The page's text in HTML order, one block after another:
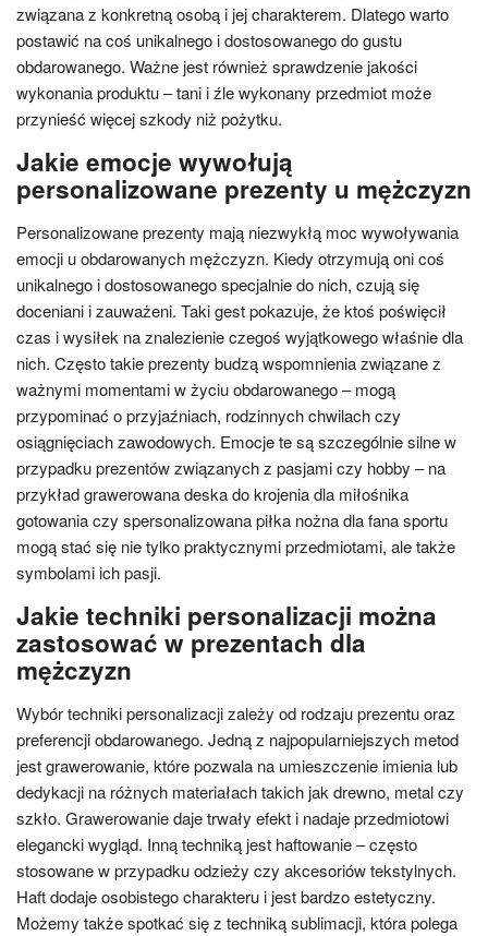
związana z konkretną osobą i jej charakterem. Dlatego warto
postawić na coś unikalnego i dostosowanego do gustu
obdarowanego. Ważne jest również sprawdzenie jakości
wykonania produktu – tani i źle wykonany przedmiot może
przynieść więcej szkody niż pożytku.
Jakie emocje wywołują
personalizowane prezenty u mężczyzn
Personalizowane prezenty mają niezwykłą moc wywoływania
emocji u obdarowanych mężczyzn. Kiedy otrzymują oni coś
unikalnego i dostosowanego specjalnie do nich, czują się
doceniani i zauważeni. Taki gest pokazuje, że ktoś poświęcił
czas i wysiłek na znalezienie czegoś wyjątkowego właśnie dla
nich. Często takie prezenty budzą wspomnienia związane z
ważnymi momentami w życiu obdarowanego – mogą
przypominać o przyjaźniach, rodzinnych chwilach czy
osiągnięciach zawodowych. Emocje te są szczególnie silne w
przypadku prezentów związanych z pasjami czy hobby – na
przykład grawerowana deska do krojenia dla miłośnika
gotowania czy spersonalizowana piłka nożna dla fana sportu
mogą stać się nie tylko praktycznymi przedmiotami, ale także
symbolami ich pasji.
Jakie techniki personalizacji można
zastosować w prezentach dla
mężczyzn
Wybór techniki personalizacji zależy od rodzaju prezentu oraz
preferencji obdarowanego. Jedną z najpopularniejszych metod
jest grawerowanie, które pozwala na umieszczenie imienia lub
dedykacji na różnych materiałach takich jak drewno, metal czy
szkło. Grawerowanie daje trwały efekt i nadaje przedmiotowi
elegancki wygląd. Inną techniką jest haftowanie – często
stosowane w przypadku odzieży czy akcesoriów tekstylnych.
Haft dodaje osobistego charakteru i jest bardzo estetyczny.
Możemy także spotkać się z techniką sublimacji, która polega